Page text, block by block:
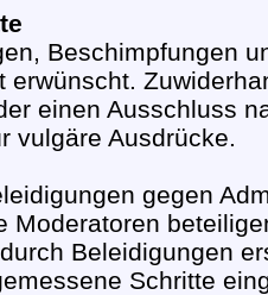
Beschimpfungen
erwünscht.
einen Ausschluss
vulgäre Ausdrücke.
gegen
Moderatoren
Beleidigungen
Schritte